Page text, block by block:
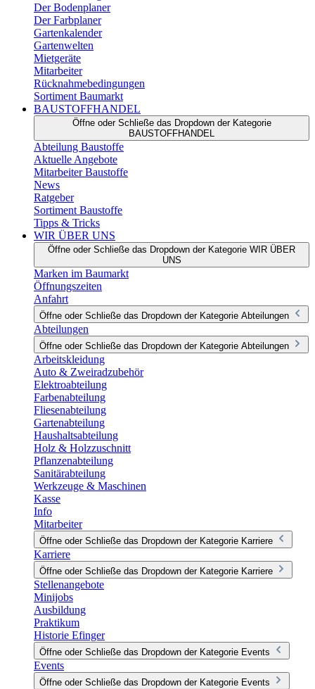
Der Bodenplaner
Der Farbplaner
Gartenkalender
Gartenwelten
Mietgeräte
Mitarbeiter
Rücknahmebedingungen
Sortiment Baumarkt
BAUSTOFFHANDEL
Öffne oder Schließe das Dropdown der Kategorie
BAUSTOFFHANDEL
Abteilung Baustoffe
Aktuelle Angebote
Mitarbeiter Baustoffe
News
Ratgeber
Sortiment Baustoffe
Tipps & Tricks
WIR ÜBER UNS
Öffne oder Schließe das Dropdown der Kategorie WIR ÜBER
UNS
Marken im Baumarkt
Öffnungszeiten
Anfahrt
Öffne oder Schließe das Dropdown der Kategorie Abteilungen
Abteilungen
Öffne oder Schließe das Dropdown der Kategorie Abteilungen
Arbeitskleidung
Auto & Zweiradzubehör
Elektroabteilung
Farbenabteilung
Fliesenabteilung
Gartenabteilung
Haushaltsabteilung
Holz & Holzzuschnitt
Pflanzenabteilung
Sanitärabteilung
Werkzeuge & Maschinen
Kasse
Info
Mitarbeiter
Öffne oder Schließe das Dropdown der Kategorie Karriere
Karriere
Öffne oder Schließe das Dropdown der Kategorie Karriere
Stellenangebote
Minijobs
Ausbildung
Praktikum
Historie Efinger
Öffne oder Schließe das Dropdown der Kategorie Events
Events
Öffne oder Schließe das Dropdown der Kategorie Events